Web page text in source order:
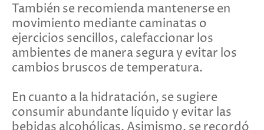
También se recomienda mantenerse en
movimiento mediante caminatas o
ejercicios sencillos, calefaccionar los
ambientes de manera segura y evitar los
cambios bruscos de temperatura.
En cuanto a la hidratación, se sugiere
consumir abundante líquido y evitar las